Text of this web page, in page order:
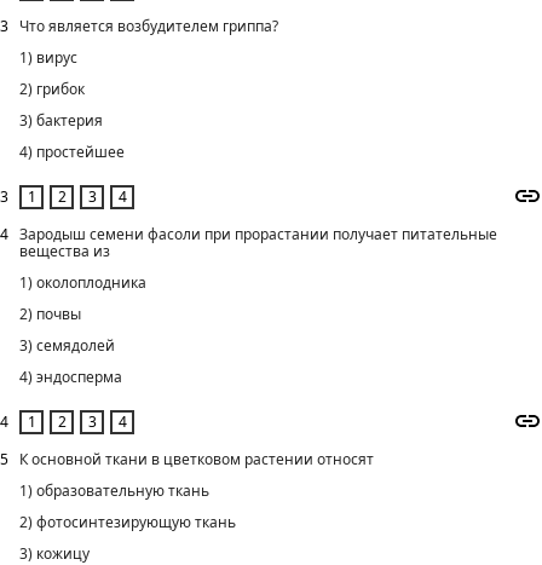
3
3
Что является возбудителем гриппа?
1) вирус
2) грибок
3) бактерия
4) простейшее
4
4
Зародыш семени фасоли при прорастании получает питательные
вещества из
1) околоплодника
2) почвы
3) семядолей
4) эндосперма
5
К основной ткани в цветковом растении относят
1) образовательную ткань
2) фотосинтезирующую ткань
3) кожицу